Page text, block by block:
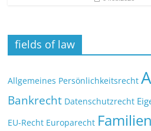
fields of law
Allgemeines Persönlichkeitsrecht
Bankrecht Datenschutzrecht
EU-Recht Europarecht